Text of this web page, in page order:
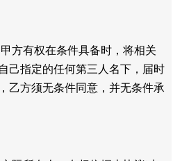
方有权在条件具备时，将相关
己指定的任何第三人名下，届时
乙方须无条件同意，并无条件承